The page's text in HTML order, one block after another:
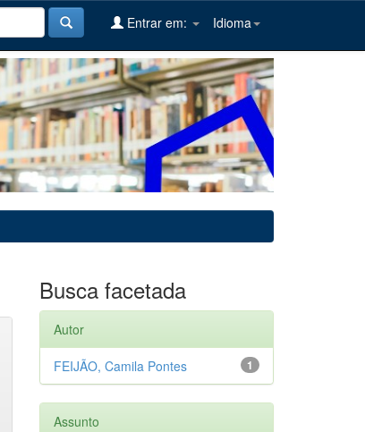
Idioma
Entrar em:
Busca facetada
Autor
1
FEIJÃO, Camila Pontes
Assunto